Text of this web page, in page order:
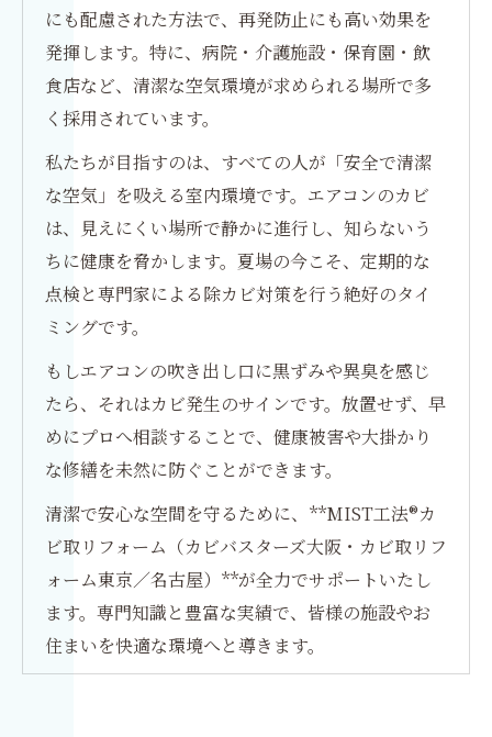
にも配慮された方法で、再発防止にも高い効果を
発揮します。特に、病院・介護施設・保育園・飲
食店など、清潔な空気環境が求められる場所で多
く採用されています。
私たちが目指すのは、すべての人が「安全で清潔
な空気」を吸える室内環境です。エアコンのカビ
は、見えにくい場所で静かに進行し、知らないう
ちに健康を脅かします。夏場の今こそ、定期的な
点検と専門家による除カビ対策を行う絶好のタイ
ミングです。
もしエアコンの吹き出し口に黒ずみや異臭を感じ
たら、それはカビ発生のサインです。放置せず、早
めにプロへ相談することで、健康被害や大掛かり
な修繕を未然に防ぐことができます。
清潔で安心な空間を守るために、**MIST工法®カ
ビ取リフォーム（カビバスターズ大阪・カビ取リフ
ォーム東京／名古屋）**が全力でサポートいたし
ます。専門知識と豊富な実績で、皆様の施設やお
住まいを快適な環境へと導きます。